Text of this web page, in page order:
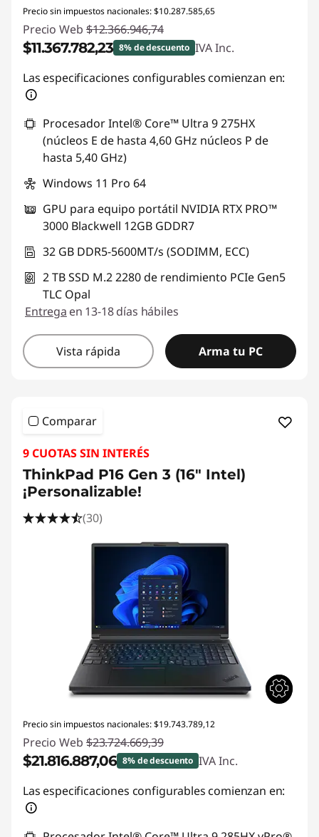
Precio sin impuestos nacionales: $10.287.585,65
Precio Web $12.366.946,74
$11.367.782,23 8% de descuento IVA Inc.
Descuento prod (inc IVA) :-$999.164,51
Las especificaciones configurables comienzan en:
Procesador Intel® Core™ Ultra 9 275HX
(núcleos E de hasta 4,60 GHz núcleos P de
hasta 5,40 GHz)
Windows 11 Pro 64
GPU para equipo portátil NVIDIA RTX PRO™
3000 Blackwell 12GB GDDR7
32 GB DDR5-5600MT/s (SODIMM, ECC)
2 TB SSD M.2 2280 de rendimiento PCIe Gen5
TLC Opal
Entrega en 13-18 días hábiles
Vista rápida Arma tu PC
Comparar
9 CUOTAS SIN INTERÉS
ThinkPad P16 Gen 3 (16" Intel)
¡Personalizable!
(30)
Precio sin impuestos nacionales: $19.743.789,12
Precio Web $23.724.669,39
$21.816.887,06 8% de descuento IVA Inc.
Descuento prod (inc IVA) :-$1.907.782,33
Las especificaciones configurables comienzan en: